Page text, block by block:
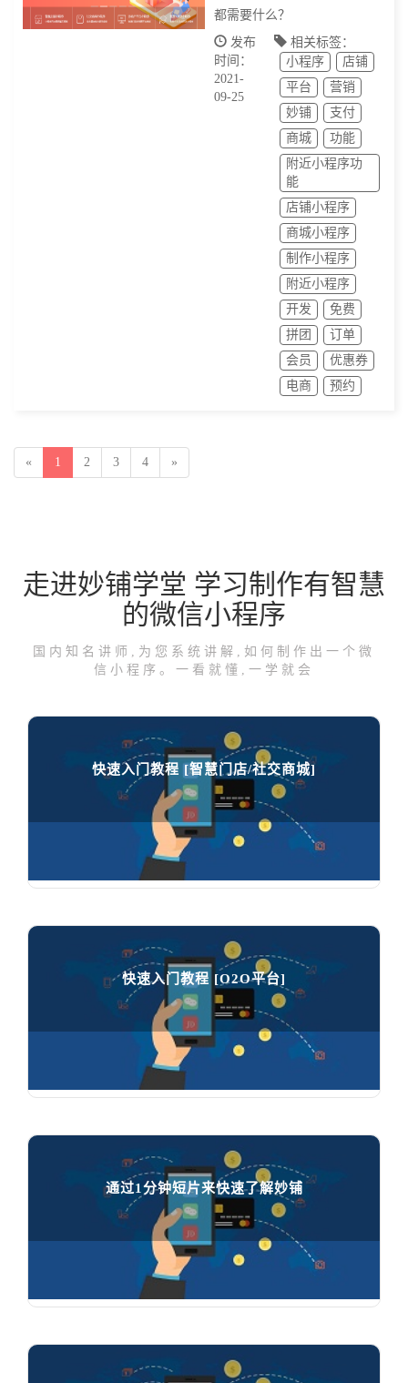
都需要什么？
发布
时间：
2021-
09-25
相关标签：
小程序
店铺
平台
营销
妙铺
支付
商城
功能
附近小程序功
能
店铺小程序
商城小程序
制作小程序
附近小程序
开发
免费
拼团
订单
会员
优惠券
电商
预约
« 1 2 3 4 »
走进妙铺学堂 学习制作有智慧
的微信小程序
国内知名讲师,为您系统讲解,如何制作出一个微
信小程序。一看就懂,一学就会
快速入门教程 [智慧门店/社交商城]
快速入门教程 [智慧门店/社交商城]
快速入门教程 [O2O平台]
快速入门教程 [O2O平台]
通过1分钟短片来快速了解妙铺
通过1分钟短片来快速了解妙铺